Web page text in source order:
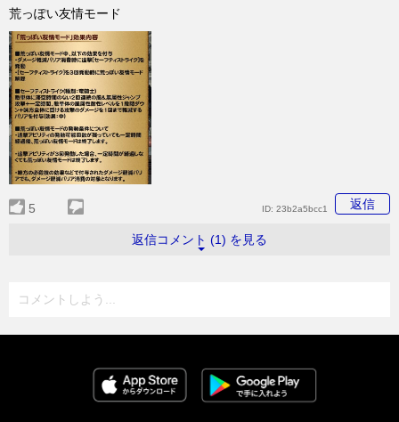
荒っぽい友情モード
5 返信
ID: 23b2a5bcc1
返信コメント (1) を見る
コメントしよう...